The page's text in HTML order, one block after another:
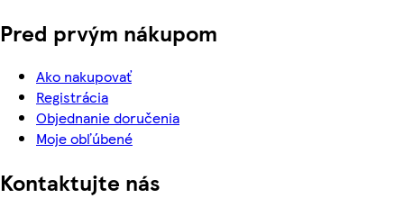
Pred prvým nákupom
Ako nakupovať
Registrácia
Objednanie doručenia
Moje obľúbené
Kontaktujte nás